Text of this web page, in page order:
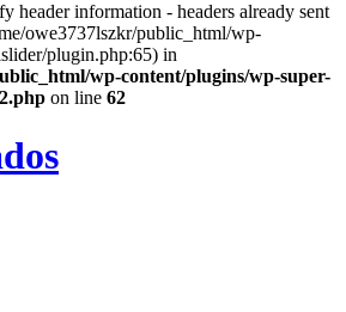
header information - headers already sent
owe3737lszkr/public_html/wp-
plugin.php:65) in
wp-content/plugins/wp-super-
on line 62